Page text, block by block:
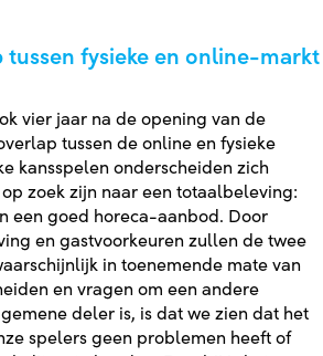
tussen fysieke en online-markt
vier jaar na de opening van de
tussen de online en fysieke
kansspelen onderscheiden zich
zoek zijn naar een totaalbeleving:
een goed horeca-aanbod. Door
en gastvoorkeuren zullen de twee
in toenemende mate van
en vragen om een andere
deler is, is dat we zien dat het
spelers geen problemen heeft of